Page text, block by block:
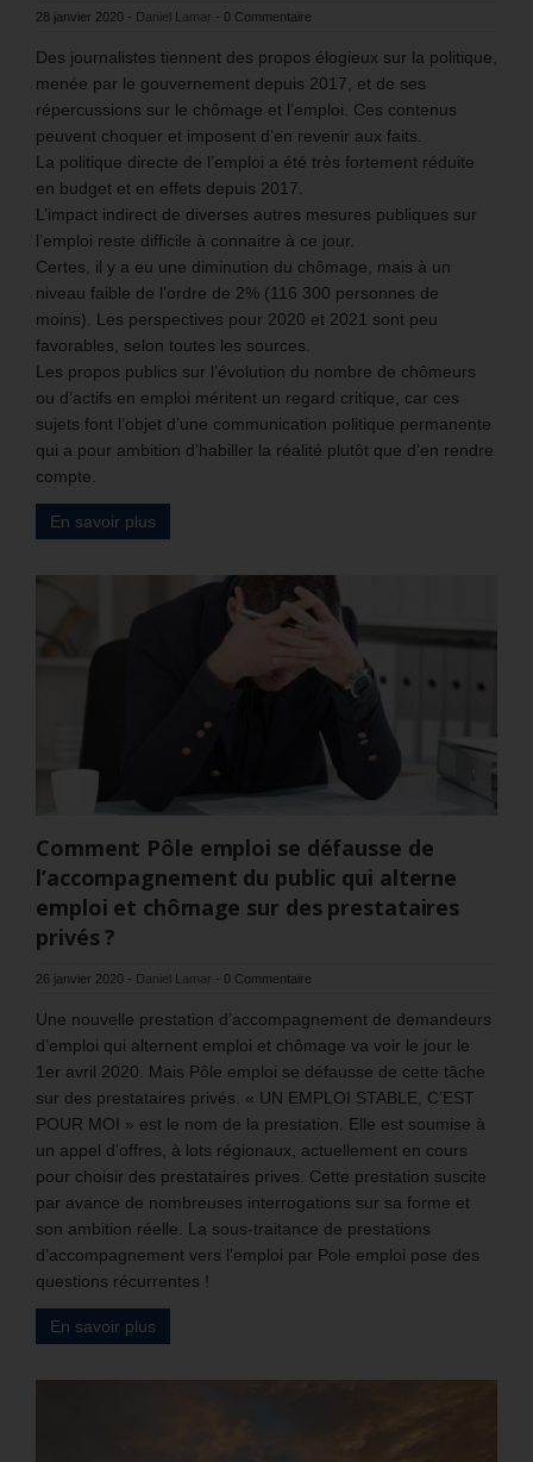
28 janvier 2020 - Daniel Lamar - 0 Commentaire
Des journalistes tiennent des propos élogieux sur la politique,
menée par le gouvernement depuis 2017, et de ses
répercussions sur le chômage et l’emploi. Ces contenus
peuvent choquer et imposent d’en revenir aux faits.
La politique directe de l’emploi a été très fortement réduite
en budget et en effets depuis 2017.
L’impact indirect de diverses autres mesures publiques sur
l’emploi reste difficile à connaitre à ce jour.
Certes, il y a eu une diminution du chômage, mais à un
niveau faible de l’ordre de 2% (116 300 personnes de
moins). Les perspectives pour 2020 et 2021 sont peu
favorables, selon toutes les sources.
Les propos publics sur l’évolution du nombre de chômeurs
ou d’actifs en emploi méritent un regard critique, car ces
sujets font l’objet d’une communication politique permanente
qui a pour ambition d’habiller la réalité plutôt que d’en rendre
compte.
En savoir plus
Comment Pôle emploi se défausse de
l’accompagnement du public qui alterne
emploi et chômage sur des prestataires
privés ?
26 janvier 2020 - Daniel Lamar - 0 Commentaire
Une nouvelle prestation d’accompagnement de demandeurs
d’emploi qui alternent emploi et chômage va voir le jour le
1er avril 2020. Mais Pôle emploi se défausse de cette tâche
sur des prestataires privés. « UN EMPLOI STABLE, C’EST
POUR MOI » est le nom de la prestation. Elle est soumise à
un appel d’offres, à lots régionaux, actuellement en cours
pour choisir des prestataires prives. Cette prestation suscite
par avance de nombreuses interrogations sur sa forme et
son ambition réelle. La sous-traitance de prestations
d’accompagnement vers l’emploi par Pole emploi pose des
questions récurrentes !
En savoir plus